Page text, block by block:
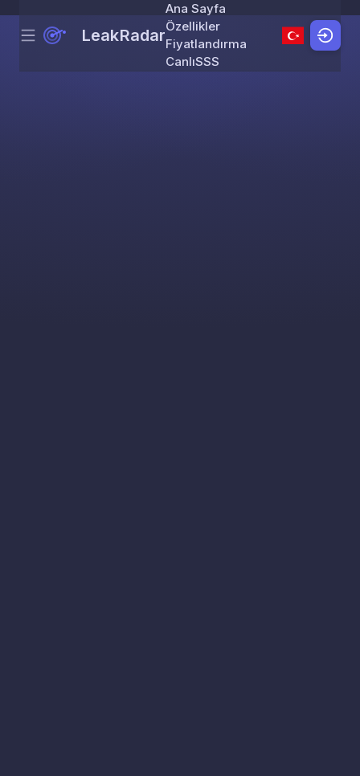
Skip to content
Menu LeakRadar
Ana Sayfa
Özellikler
Fiyatlandırma
CanlıSSS